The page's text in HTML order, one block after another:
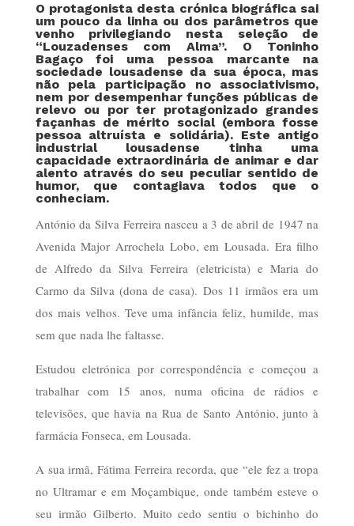
O protagonista desta crónica biográfica sai
um pouco da linha ou dos parâmetros que
venho privilegiando nesta seleção de
“Louzadenses com Alma”. O Toninho
Bagaço foi uma pessoa marcante na
sociedade lousadense da sua época, mas
não pela participação no associativismo,
nem por desempenhar funções públicas de
relevo ou por ter protagonizado grandes
façanhas de mérito social (embora fosse
pessoa altruísta e solidária). Este antigo
industrial lousadense tinha uma
capacidade extraordinária de animar e dar
alento através do seu peculiar sentido de
humor, que contagiava todos que o
conheciam.
António da Silva Ferreira nasceu a 3 de abril de 1947 na
Avenida Major Arrochela Lobo, em Lousada. Era filho
de Alfredo da Silva Ferreira (eletricista) e Maria do
Carmo da Silva (dona de casa). Dos 11 irmãos era um
dos mais velhos. Teve uma infância feliz, humilde, mas
sem que nada lhe faltasse.
Estudou eletrónica por correspondência e começou a
trabalhar com 15 anos, numa oficina de rádios e
televisões, que havia na Rua de Santo António, junto à
farmácia Fonseca, em Lousada.
A sua irmã, Fátima Ferreira recorda, que “ele fez a tropa
no Ultramar e em Moçambique, onde também esteve o
seu irmão Gilberto. Muito cedo sentiu o bichinho do